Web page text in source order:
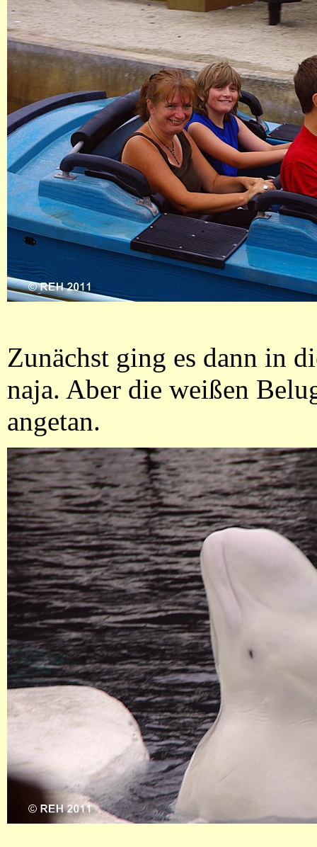
Zunächst ging es dann in
naja. Aber die weißen
angetan.